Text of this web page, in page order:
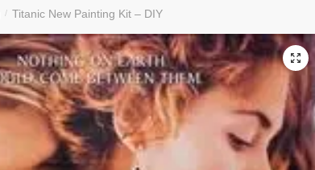
/ Titanic New Painting Kit – DIY
🔍